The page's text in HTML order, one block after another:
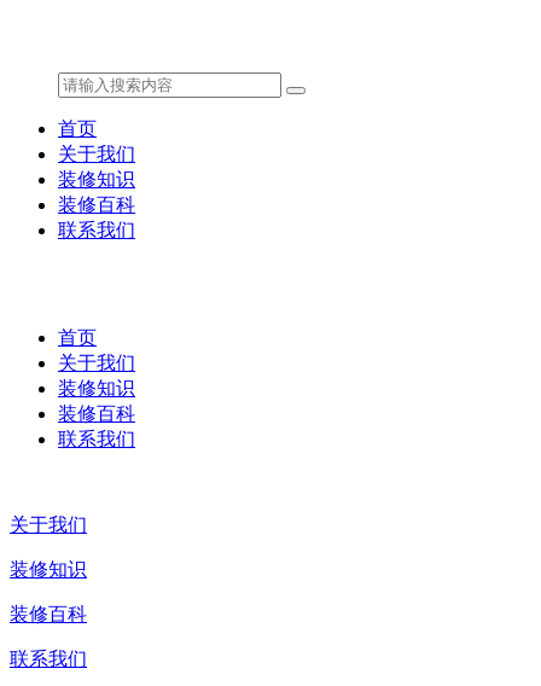
首页
关于我们
装修知识
装修百科
联系我们
首页
关于我们
装修知识
装修百科
联系我们
关于我们
装修知识
装修百科
联系我们